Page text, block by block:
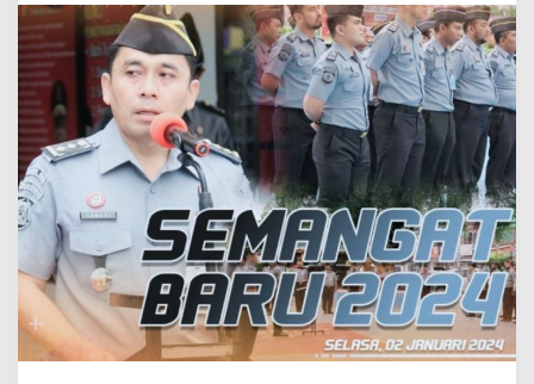
a
n
a
D
A
w
a
l
T
a
h
u
n
2
0
2